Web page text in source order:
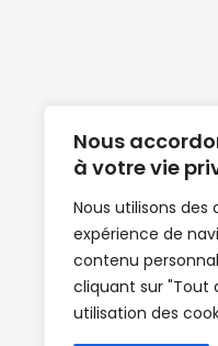
Nous
à votre vie
Nous utilisons
expérience de
contenu
cliquant sur "Tout
utilisation des
|